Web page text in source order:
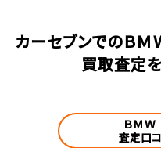
カーセブンでのＢ
買取査定
ＢＭＷ
査定口